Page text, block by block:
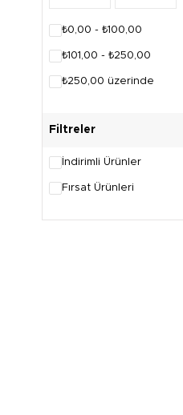
Topicrem
Vichy
₺0,00 - ₺100,00
₺101,00 - ₺250,00
₺250,00 üzerinde
Filtreler
İndirimli Ürünler
Fırsat Ürünleri